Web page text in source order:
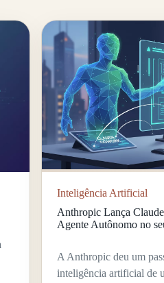
Inteligência Artificial
Anthropic Lança
Agente Autônomo no
A Anthropic deu um
inteligência artificial de